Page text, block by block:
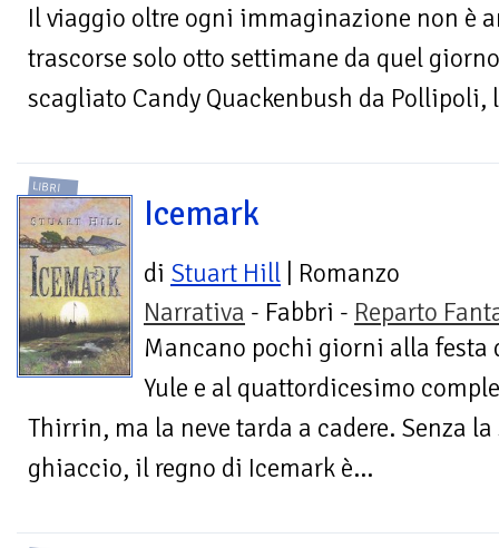
Il viaggio oltre ogni immaginazione non è
trascorse solo otto settimane da quel
scagliato Candy Quackenbush da
LIBRI
Icemark
di Stuart Hill | Romanzo
Narrativa - Fabbri - Reparto
Mancano pochi giorni alla festa
Yule e al quattordicesimo
Thirrin, ma la neve tarda a cadere. Senza
ghiaccio, il regno di Icemark è...